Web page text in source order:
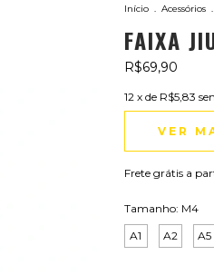
Início . Acessórios .
FAIXA
R$69,90
12 x de R$5,83
VER
Frete grátis a
Tamanho: M4
A1
A2 A5